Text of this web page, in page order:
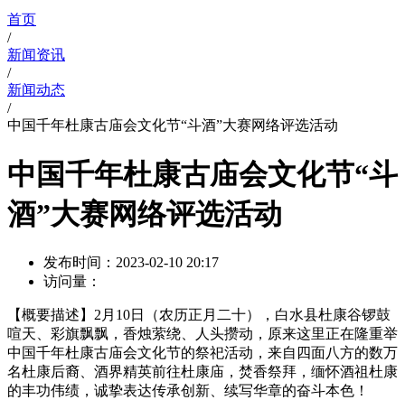
首页
/
新闻资讯
/
新闻动态
/
中国千年杜康古庙会文化节“斗酒”大赛网络评选活动
中国千年杜康古庙会文化节“斗
酒”大赛网络评选活动
发布时间： 2023-02-10 20:17
访问量：
【概要描述】 2月10日（农历正月二十），白水县杜康谷锣鼓
喧天、彩旗飘飘，香烛萦绕、人头攒动，原来这里正在隆重举
中国千年杜康古庙会文化节的祭祀活动，来自四面八方的数万
名杜康后裔、酒界精英前往杜康庙，焚香祭拜，缅怀酒祖杜康
的丰功伟绩，诚挚表达传承创新、续写华章的奋斗本色！